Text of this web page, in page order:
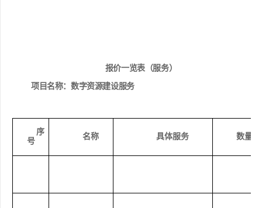
报价一览表（服务）
项目名称：数字资源建设服务
序
号
名称 具体服务 数量